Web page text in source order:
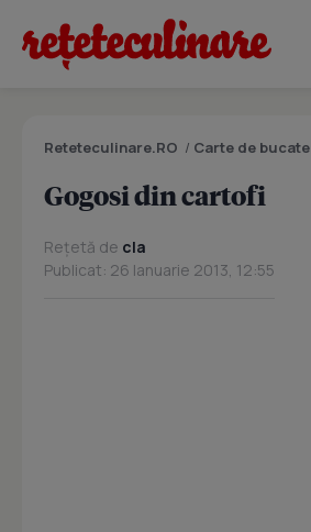
Reteteculinare.RO / Carte de bucate
Gogosi din cartofi
Rețetă de cla
Publicat: 26 Ianuarie 2013, 12:55